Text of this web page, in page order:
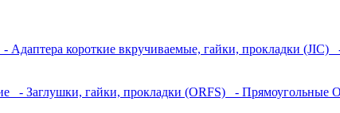
- Адаптера короткие вкручиваемые, гайки, прокладки (JIC)
- Заглушки, гайки, прокладки (ORFS) - Прямоугольные